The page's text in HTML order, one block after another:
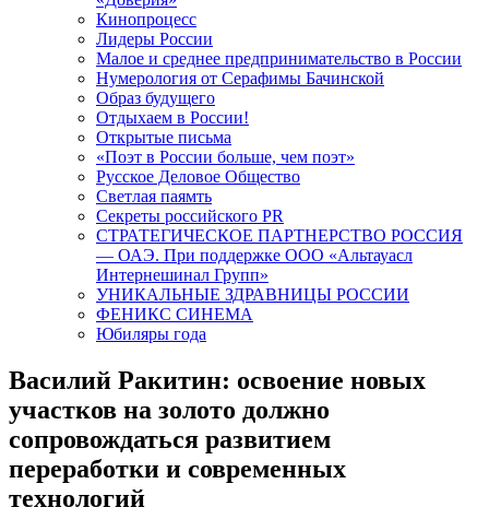
Кинопроцесс
Лидеры России
Малое и среднее предпринимательство в России
Нумерология от Серафимы Бачинской
Образ будущего
Отдыхаем в России!
Открытые письма
«Поэт в России больше, чем поэт»
Русское Деловое Общество
Светлая паямть
Секреты российского PR
СТРАТЕГИЧЕСКОЕ ПАРТНЕРСТВО РОССИЯ
— ОАЭ. При поддержке ООО «Альтауасл
Интернешинал Групп»
УНИКАЛЬНЫЕ ЗДРАВНИЦЫ РОССИИ
ФЕНИКС СИНЕМА
Юбиляры года
Василий Ракитин: освоение новых
участков на золото должно
сопровождаться развитием
переработки и современных
технологий